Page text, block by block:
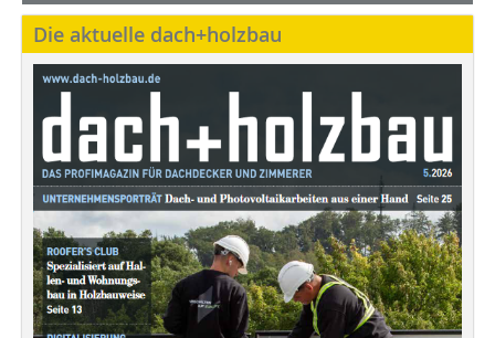
Die aktuelle dach+holzbau